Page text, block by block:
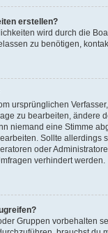
erstellen?
wird durch die
zu benötigen,
ursprünglichen
zu bearbeiten, ändere
niemand eine Stimme
Sollte allerdings
oder
verhindert werden.
Gruppen vorbehalten